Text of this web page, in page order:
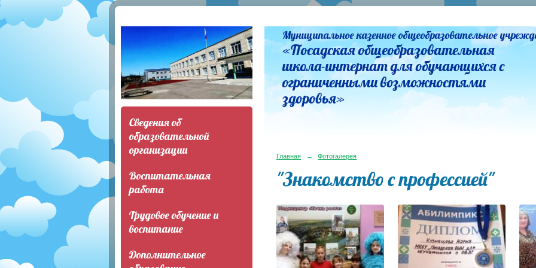
Сведения об
образовательной
организации
Воспитательная
работа
Трудовое обучение и
воспитание
Дополнительное
Муниципальное казенное общеобразовательное
«Посадская общеобразовательная
школа-интернат для обучающихся с
ограниченными возможностями
здоровья»
Главная → Фотогалерея
"Знакомство с профессией"